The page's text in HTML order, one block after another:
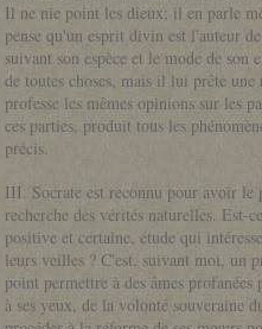
Il ne nie point les dieux; il en parle
pense qu'un esprit divin est l'auteur
suivant son espèce et le mode de
de toutes choses, mais il lui prête
professe les mêmes opinions sur les
ces parties, produit tous les
précis.
III. Socrate est reconnu pour avoir le
recherche des vérités naturelles. Est-
positive et certaine, étude qui
leurs veilles ? C'est, suivant moi, un
point permettre à des âmes profanées
à ses yeux, de la volonté souveraine